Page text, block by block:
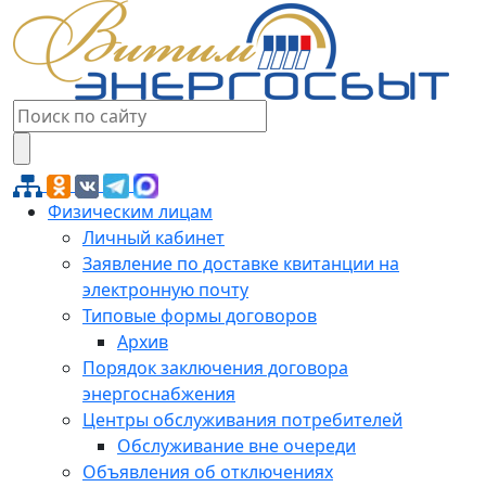
Физическим лицам
Личный кабинет
Заявление по доставке квитанции на
электронную почту
Типовые формы договоров
Архив
Порядок заключения договора
энергоснабжения
Центры обслуживания потребителей
Обслуживание вне очереди
Объявления об отключениях